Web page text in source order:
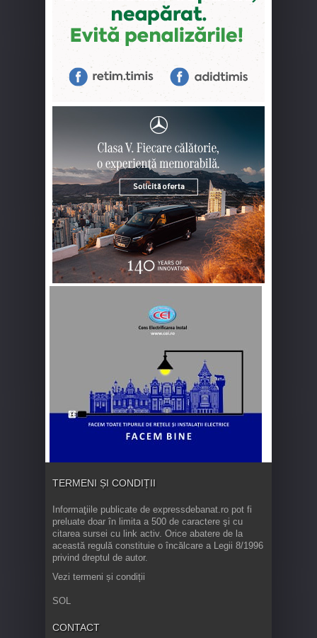
TERMENI ȘI CONDIȚII
Informaţiile publicate de expressdebanat.ro pot fi
preluate doar în limita a 500 de caractere şi cu
citarea sursei cu link activ. Orice abatere de la
această regulă constituie o încălcare a Legii 8/1996
privind dreptul de autor.
Vezi termeni și condiții
SOL
CONTACT